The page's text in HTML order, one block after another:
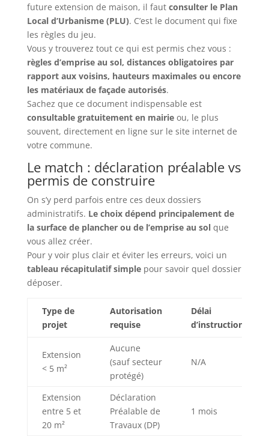
future extension de maison, il faut consulter le Plan
Local d’Urbanisme (PLU). C’est le document qui fixe
les règles du jeu.
Vous y trouverez tout ce qui est permis chez vous :
règles d’emprise au sol, distances obligatoires par
rapport aux voisins, hauteurs maximales ou encore
les matériaux de façade autorisés.
Sachez que ce document indispensable est
consultable gratuitement en mairieou, le plus
souvent, directement en ligne sur le site internet de
votre commune.
Le match : déclaration préalable vs
permis de construire
On s’y perd parfois entre ces deux dossiers
administratifs. Le choix dépend principalement de
la surface de plancher ou de l’emprise au solque
vous allez créer.
Pour y voir plus clair et éviter les erreurs, voici un
tableau récapitulatif simplepour savoir quel dossier
déposer.
Type de
projet
Autorisation
requise
Délai
d’instruction
Extension
< 5 m²
Aucune
(sauf secteur
protégé)
N/A
Extension
entre 5 et
20 m²
Déclaration
Préalable de
Travaux (DP)
1 mois